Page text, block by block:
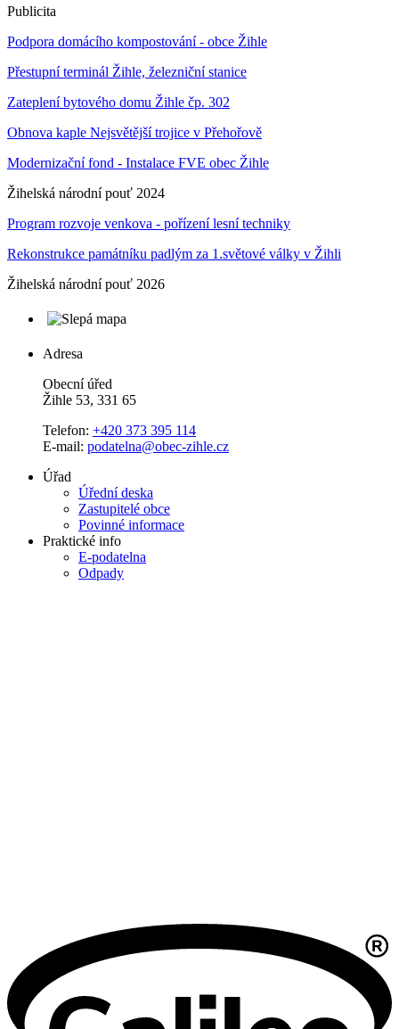
Publicita
Podpora domácího kompostování - obce Žihle
Přestupní terminál Žihle, železniční stanice
Zateplení bytového domu Žihle čp. 302
Obnova kaple Nejsvětější trojice v Přehořově
Modernizační fond - Instalace FVE obec Žihle
Žihelská národní pouť 2024
Program rozvoje venkova - pořízení lesní techniky
Rekonstrukce památníku padlým za 1.světové války v Žihli
Žihelská národní pouť 2026
Adresa
Obecní úřed
Žihle 53, 331 65
Telefon: +420 373 395 114
E-mail: podatelna@obec-zihle.cz
Úřad
Úřední deska
Zastupitelé obce
Povinné informace
Praktické info
E-podatelna
Odpady